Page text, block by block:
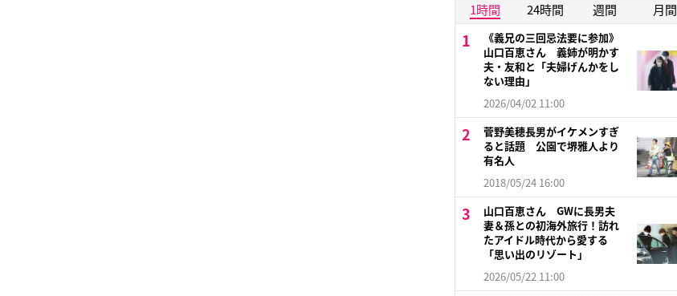
1時間 24時間 週間 月間
《義兄の三回忌法要に参加》
山口百恵さん 義姉が明かす
夫・友和と「夫婦げんかをし
ない理由」
2026/04/02 11:00
菅野美穂長男がイケメンすぎ
ると話題 公園で堺雅人より
有名人
2018/05/24 16:00
山口百恵さん GWに長男夫
妻＆孫との初海外旅行！訪れ
たアイドル時代から愛する
「思い出のリゾート」
2026/05/22 11:00